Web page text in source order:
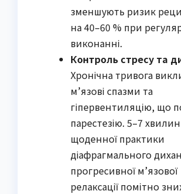
зменшують ризик
на 40–60 % при
виконанні.
Контроль стресу та
Хронічна тривога
м’язові спазми та
гіпервентиляцію, що
парестезію. 5–7 хвилин
щоденної практики
діафрагмального
прогресивної м’язової
релаксації помітно